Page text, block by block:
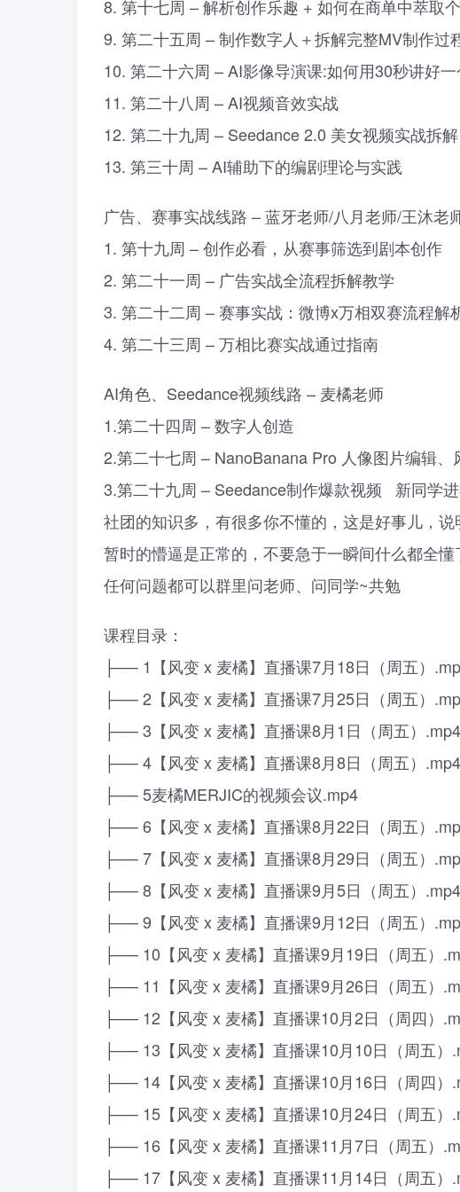
8. 第十七周 – 解析创作乐趣 + 如何在商单中萃取
9. 第二十五周 – 制作数字人＋拆解完整MV制作过
10. 第二十六周 – AI影像导演课:如何用30秒讲好
11. 第二十八周 – AI视频音效实战
12. 第二十九周 – Seedance 2.0 美女视频实战拆解
13. 第三十周 – AI辅助下的编剧理论与实践
广告、赛事实战线路 – 蓝牙老师/八月老师/王沐老
1. 第十九周 – 创作必看，从赛事筛选到剧本创作
2. 第二十一周 – 广告实战全流程拆解教学
3. 第二十二周 – 赛事实战：微博x万相双赛流程解
4. 第二十三周 – 万相比赛实战通过指南
AI角色、Seedance视频线路 – 麦橘老师
1.第二十四周 – 数字人创造
2.第二十七周 – NanoBanana Pro 人像图片编辑、
3.第二十九周 – Seedance制作爆款视频 新同学
社团的知识多，有很多你不懂的，这是好事儿，说
暂时的懵逼是正常的，不要急于一瞬间什么都全
任何问题都可以群里问老师、问同学~共勉
课程目录：
├── 1【风变 x 麦橘】直播课7月18日（周五）
├── 2【风变 x 麦橘】直播课7月25日（周五）
├── 3【风变 x 麦橘】直播课8月1日（周五）.mp4
├── 4【风变 x 麦橘】直播课8月8日（周五）.mp4
├── 5麦橘MERJIC的视频会议.mp4
├── 6【风变 x 麦橘】直播课8月22日（周五）
├── 7【风变 x 麦橘】直播课8月29日（周五）
├── 8【风变 x 麦橘】直播课9月5日（周五）.mp4
├── 9【风变 x 麦橘】直播课9月12日（周五）
├── 10【风变 x 麦橘】直播课9月19日（周五）
├── 11【风变 x 麦橘】直播课9月26日（周五）
├── 12【风变 x 麦橘】直播课10月2日（周四）
├── 13【风变 x 麦橘】直播课10月10日（周五）
├── 14【风变 x 麦橘】直播课10月16日（周四）
├── 15【风变 x 麦橘】直播课10月24日（周五）
├── 16【风变 x 麦橘】直播课11月7日（周五）
├── 17【风变 x 麦橘】直播课11月14日（周五）